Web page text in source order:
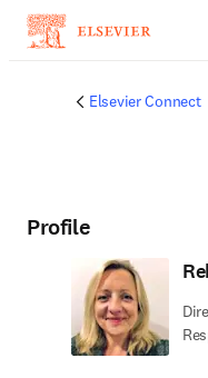
Elsevier Connect
Profile